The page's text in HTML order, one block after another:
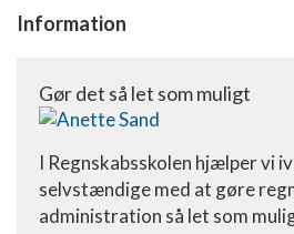
Information
Gør det så let som muligt
I Regnskabsskolen hjælper
selvstændige med at gøre
administration så let som
Oprette profiler til tilpasset
annoncering
Bruge profiler til at vælge